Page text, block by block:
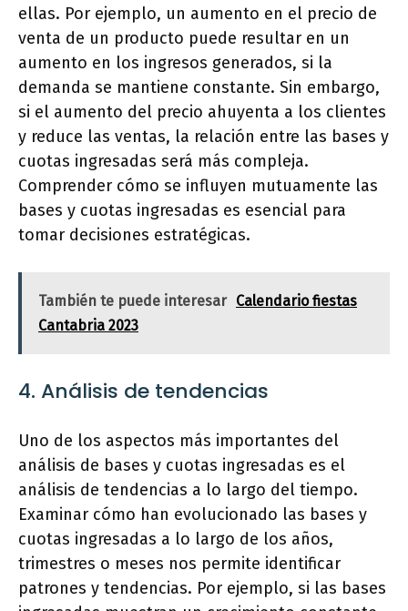
ellas. Por ejemplo, un aumento en el precio de
venta de un producto puede resultar en un
aumento en los ingresos generados, si la
demanda se mantiene constante. Sin embargo,
si el aumento del precio ahuyenta a los clientes
y reduce las ventas, la relación entre las bases y
cuotas ingresadas será más compleja.
Comprender cómo se influyen mutuamente las
bases y cuotas ingresadas es esencial para
tomar decisiones estratégicas.
También te puede interesar Calendario fiestas
Cantabria 2023
4. Análisis de tendencias
Uno de los aspectos más importantes del
análisis de bases y cuotas ingresadas es el
análisis de tendencias a lo largo del tiempo.
Examinar cómo han evolucionado las bases y
cuotas ingresadas a lo largo de los años,
trimestres o meses nos permite identificar
patrones y tendencias. Por ejemplo, si las bases